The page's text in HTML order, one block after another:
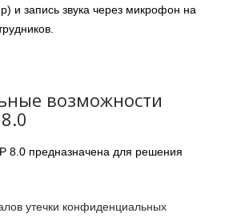
и запись звука через микрофон на
возможности
8.0 предназначена для решения
утечки конфиденциальных